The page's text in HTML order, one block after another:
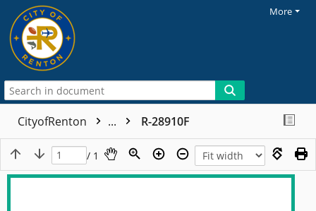
More
CityofRenton ... R-28910F
/ 1